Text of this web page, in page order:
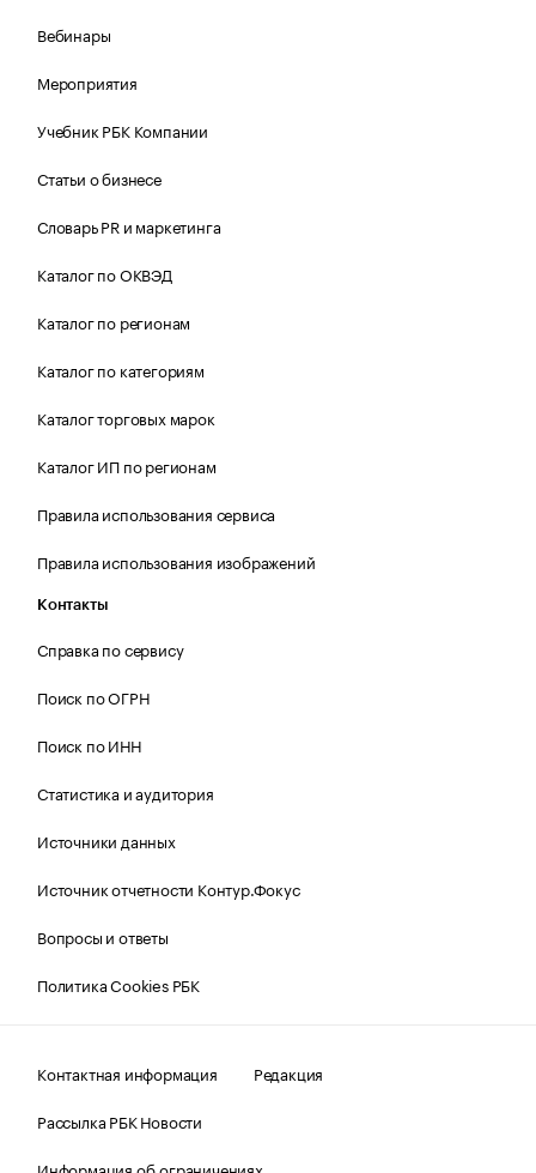
Вебинары
Мероприятия
Учебник РБК Компании
Статьи о бизнесе
Словарь PR и маркетинга
Каталог по ОКВЭД
Каталог по регионам
Каталог по категориям
Каталог торговых марок
Каталог ИП по регионам
Правила использования сервиса
Правила использования изображений
Контакты
Справка по сервису
Поиск по ОГРН
Поиск по ИНН
Статистика и аудитория
Источники данных
Источник отчетности Контур.Фокус
Вопросы и ответы
Политика Cookies РБК
Контактная информация
Редакция
Рассылка РБК Новости